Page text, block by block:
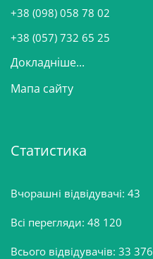
и
+38 (098) 058 78 02
+38 (057) 732 65 25
Докладніше...
Мапа сайту
Статистика
Вчорашні відвідувачі: 43
Всі перегляди: 48 120
Всього відвідувачів: 33 376